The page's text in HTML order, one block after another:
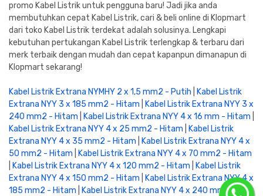
promo Kabel Listrik untuk pengguna baru! Jadi jika anda
membutuhkan cepat Kabel Listrik, cari & beli online di Klopmart
dari toko Kabel Listrik terdekat adalah solusinya. Lengkapi
kebutuhan pertukangan Kabel Listrik terlengkap & terbaru dari
merk terbaik dengan mudah dan cepat kapanpun dimanapun di
Klopmart sekarang!
Kabel Listrik Extrana NYMHY 2 x 1,5 mm2 - Putih
Kabel Listrik
Extrana NYY 3 x 185 mm2 - Hitam
Kabel Listrik Extrana NYY 3 x
240 mm2 - Hitam
Kabel Listrik Extrana NYY 4 x 16 mm - Hitam
Kabel Listrik Extrana NYY 4 x 25 mm2 - Hitam
Kabel Listrik
Extrana NYY 4 x 35 mm2 - Hitam
Kabel Listrik Extrana NYY 4 x
50 mm2 - Hitam
Kabel Listrik Extrana NYY 4 x 70 mm2 - Hitam
Kabel Listrik Extrana NYY 4 x 120 mm2 - Hitam
Kabel Listrik
Extrana NYY 4 x 150 mm2 - Hitam
Kabel Listrik Extrana NYY 4 x
185 mm2 - Hitam
Kabel Listrik Extrana NYY 4 x 240 mm2 -